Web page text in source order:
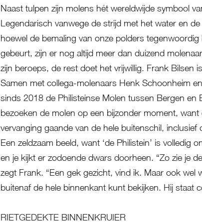
Naast tulpen zijn molens hét wereldwijde symbool
Legendarisch vanwege de strijd met het water en
hoewel de bemaling van onze polders
gebeurt, zijn er nog altijd meer dan duizend
zijn beroeps, de rest doet het vrijwillig. Frank Bilsen
Samen met collega-molenaars Henk Schoonheim
sinds 2018 de Philisteinse Molen tussen Bergen en
bezoeken de molen op een bijzonder moment,
vervanging gaande van de hele buitenschil, inclusief
Een zeldzaam beeld, want ‘de Philistein’ is volledig
en je kijkt er zodoende dwars doorheen. “Zo zie je
zegt Frank. “Een gek gezicht, vind ik. Maar ook wel
buitenaf de hele binnenkant kunt bekijken. Hij staat
RIETGEDEKTE BINNENKRUIER